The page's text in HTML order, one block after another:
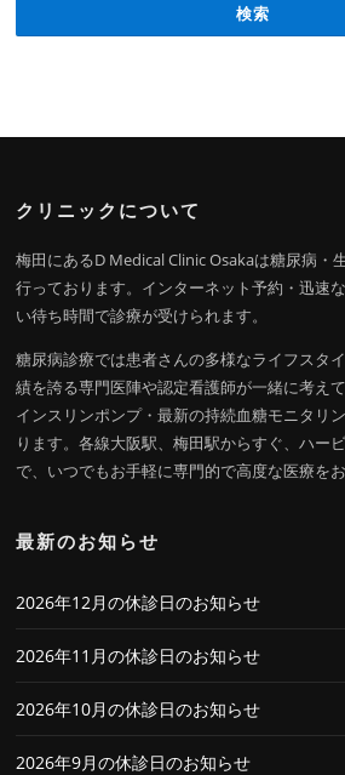
クリニックについて
梅田にあるD Medical Clinic Osakaは糖尿病・
行っております。インターネット予約・迅速
い待ち時間で診療が受けられます。
糖尿病診療では患者さんの多様なライフスタ
績を誇る専門医陣や認定看護師が一緒に考え
インスリンポンプ・最新の持続血糖モニタリ
ります。各線大阪駅、梅田駅からすぐ、ハー
で、いつでもお手軽に専門的で高度な医療をお
最新のお知らせ
2026年12月の休診日のお知らせ
2026年11月の休診日のお知らせ
2026年10月の休診日のお知らせ
2026年9月の休診日のお知らせ